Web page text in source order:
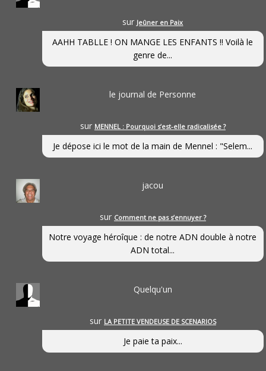
sur Jeûner en Paix
AAHH TABLLE ! ON MANGE LES ENFANTS !! Voilà le
genre de...
le journal de Personne
sur MENNEL : Pourquoi s’est-elle radicalisée ?
Je dépose ici le mot de la main de Mennel : "Selem...
jacou
sur Comment ne pas s’ennuyer ?
Notre voyage héroîque : de notre ADN double à notre
ADN total...
Quelqu'un
sur LA PETITE VENDEUSE DE SCENARIOS
Je paie ta paix...